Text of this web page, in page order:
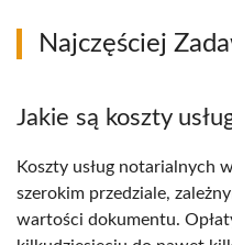
Najczęściej
Jakie są koszty
Koszty usług notarialnych
szerokim przedziale,
wartości dokumentu.